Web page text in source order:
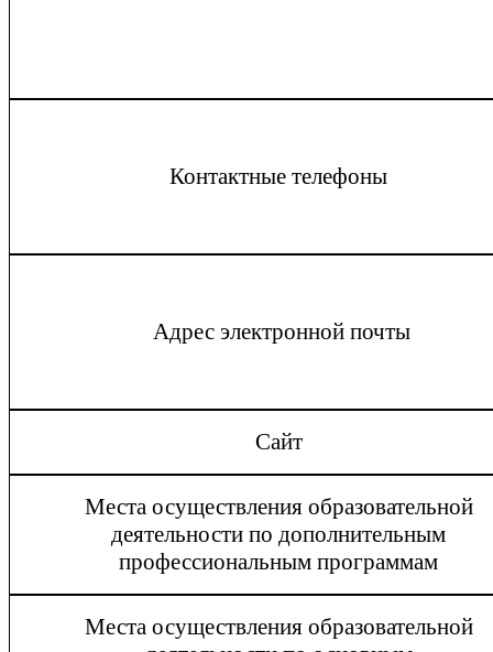
Контактные телефоны
Адрес электронной почты
Сайт
Места осуществления образовательной
деятельности по дополнительным
профессиональным программам
Места осуществления образовательной